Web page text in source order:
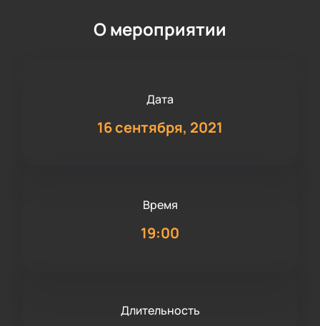
О мероприятии
Дата
16 сентября, 2021
Время
19:00
Длительность